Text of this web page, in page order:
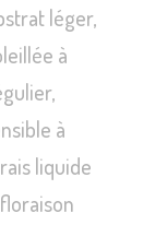
léger,
à
à
liquide